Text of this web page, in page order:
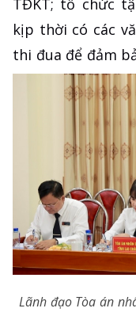
TĐKT; tổ chức
kịp thời có các
thi đua để đảm
Lãnh đạo Tòa án